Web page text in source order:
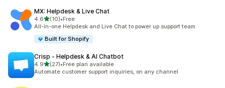
MX: Helpdesk & Live Chat
4.6滿分 5 顆星
(10)
共有 10 則評價
•Free
All-in-one Helpdesk and Live Chat to power up support team
Built for Shopify
Crisp ‑ Helpdesk & AI Chatbot
4.9滿分 5 顆星
(27)
共有 27 則評價
•Free plan available
Automate customer support inquiries, on any channel